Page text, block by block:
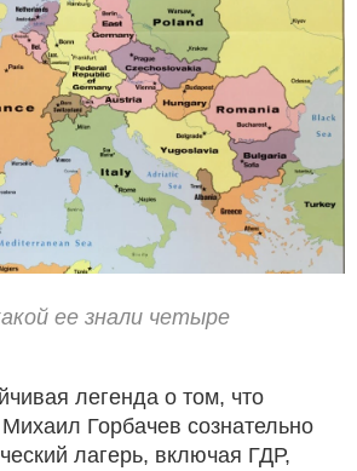
ее знали четыре
легенда о том, что
Горбачев сознательно
лагерь, включая ГДР,